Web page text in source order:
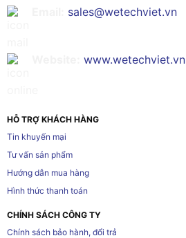
sales@wetechviet.vn
www.wetechviet.vn
HỖ TRỢ KHÁCH HÀNG
Tin khuyến mại
Tư vấn sản phẩm
Hướng dẫn mua hàng
Hình thức thanh toán
CHÍNH SÁCH CÔNG TY
Chính sách bảo hành, đổi trả